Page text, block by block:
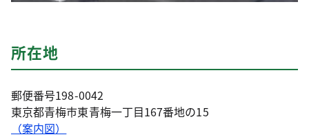
所在地
郵便番号198-0042
東京都青梅市東青梅一丁目167番地の15
（案内図）